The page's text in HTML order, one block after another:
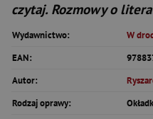
czytaj. Rozmowy o
Wydawnictwo:
W
EAN:
Autor:
Rodzaj oprawy: